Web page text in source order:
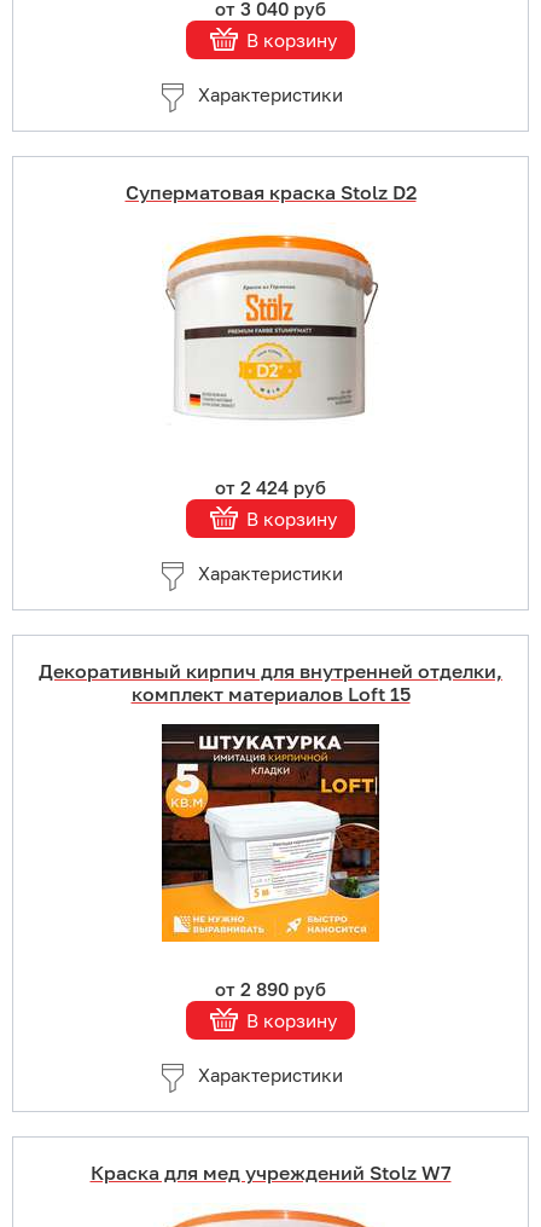
от 3 040 руб
В корзину
Характеристики
Суперматовая краска Stolz D2
от 2 424 руб
В корзину
Характеристики
В корзину
Подробнее
Декоративный кирпич для внутренней отделки,
комплект материалов Loft 15
от 2 890 руб
В корзину
Характеристики
Купить в 1 клик
В корзину
Подробнее
Краска для мед учреждений Stolz W7
Купить в 1 клик